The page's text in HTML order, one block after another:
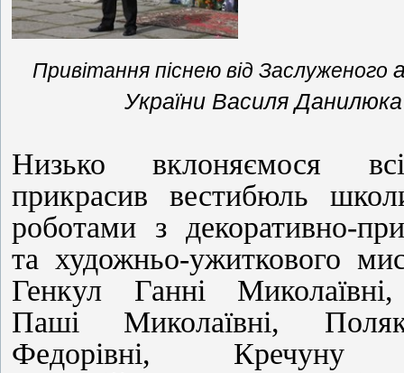
Привітання піснею від Заслуженого
України Василя Данилюка
Низько вклоняємося
прикрасив вестибюль
роботами з декоративно-
та художньо-ужиткового
Генкул Ганні
Паші Миколаївні,
Федорівні, Кречуну